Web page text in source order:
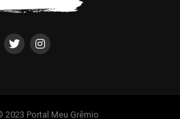
2023 Portal Meu Grêmio